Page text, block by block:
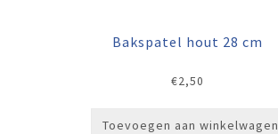
Bakspatel hout 28 cm
€2,50
Toevoegen aan winkelwagen